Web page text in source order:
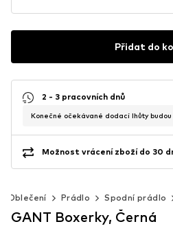
Přidat do
2 - 3 pracovních dnů
Konečné očekávané dodací lhůty
Možnost vrácení zboží do 30
Oblečení Prádlo Spodní prádlo
GANT Boxerky, Černá